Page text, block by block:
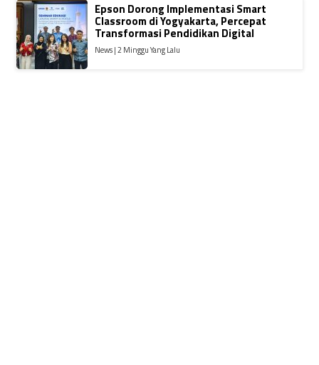
Epson Dorong Implementasi Smart
Classroom di Yogyakarta, Percepat
Transformasi Pendidikan Digital
News | 2 Minggu Yang Lalu